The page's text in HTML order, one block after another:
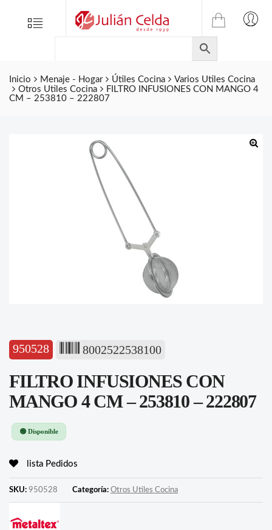
Menu
TIENDA
ONLINE
DE
JULIAN
CELDA
Inicio Menaje - Hogar Útiles Cocina
Varios Utiles Cocina
Otros Utiles Cocina
FILTRO INFUSIONES CON MANGO 4
CM – 253810 – 222807
950528 8002522538100
FILTRO INFUSIONES CON
MANGO 4 CM – 253810 – 222807
🟢 Disponible
lista Pedidos
SKU: 950528 Categoría: Otros Utiles Cocina
Folletos
Contacto